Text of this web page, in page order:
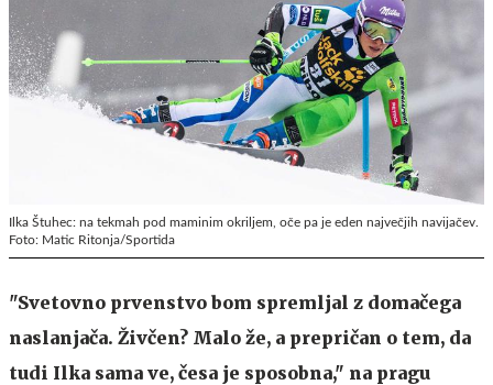
Ilka Štuhec: na tekmah pod maminim okriljem, oče pa je eden največjih navijačev.
Foto: Matic Ritonja/Sportida
"Svetovno prvenstvo bom spremljal z domačega
naslanjača. Živčen? Malo že, a prepričan o tem, da
tudi Ilka sama ve, česa je sposobna," na pragu